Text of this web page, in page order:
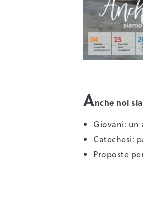
Anche noi
Giovani:
Catechesi:
Proposte